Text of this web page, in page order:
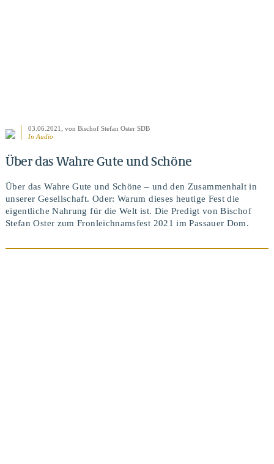
03.06.2021
, von Bischof Stefan Oster SDB
In Audio
Über das Wahre Gute und Schöne
Über das Wahre Gute und Schöne – und den Zusammenhalt in
unserer Gesellschaft. Oder: Warum dieses heutige Fest die
eigentliche Nahrung für die Welt ist. Die Predigt von Bischof
Stefan Oster zum Fronleichnamsfest 2021 im Passauer Dom.